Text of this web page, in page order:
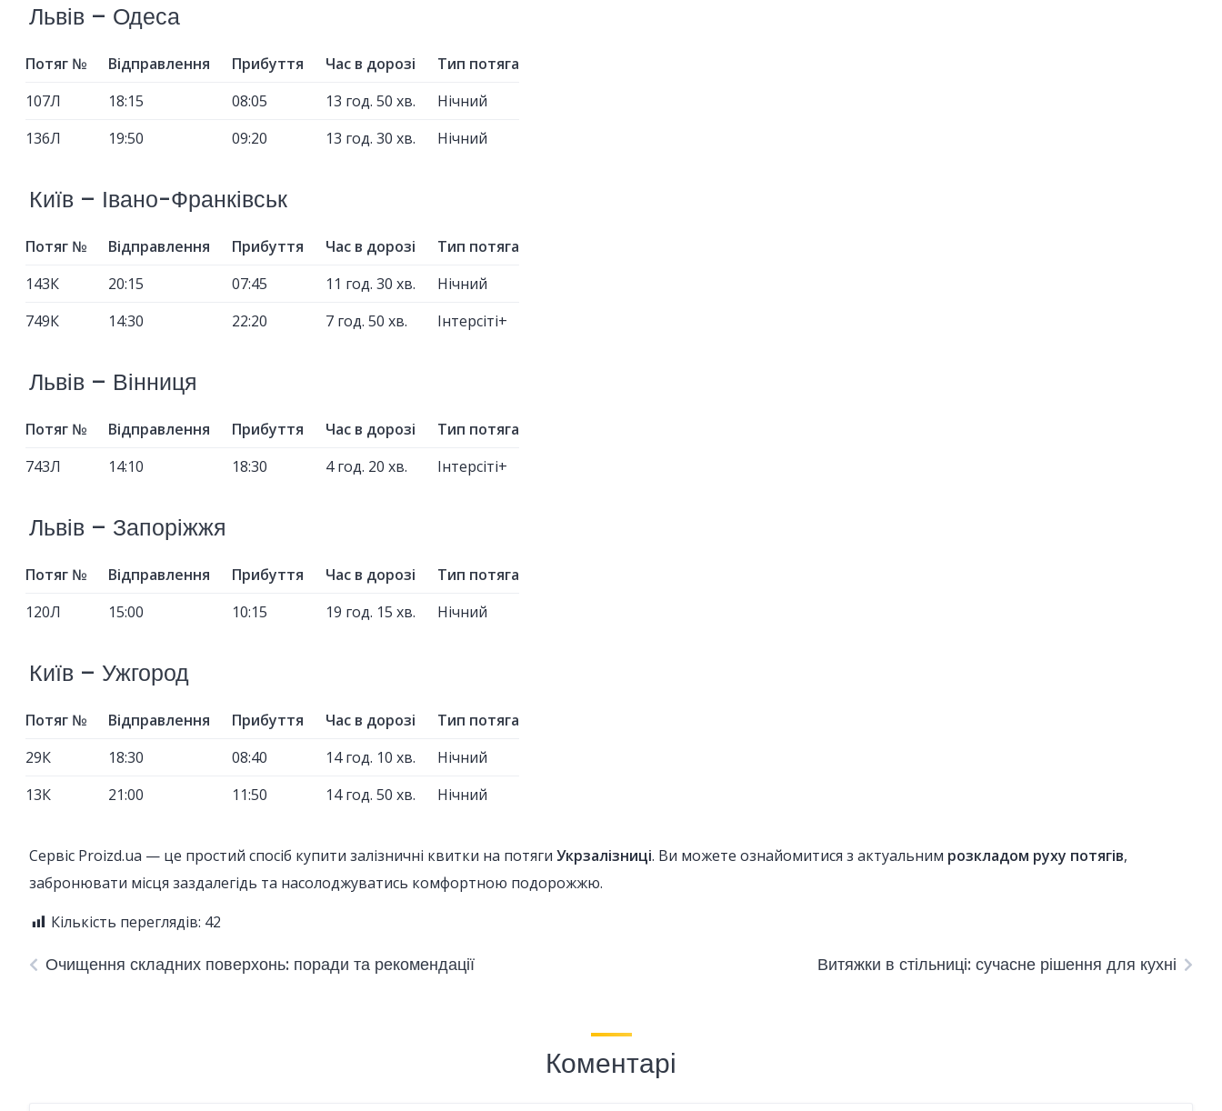
Львів – Одеса
Потяг № Відправлення Прибуття Час в дорозі
Тип потяга
107Л
18:15 08:05 13 год. 50 хв.
Нічний
136Л
19:50 09:20 13 год. 30 хв. Нічний
Київ – Івано-Франківськ
Потяг № Відправлення Прибуття Час в дорозі
Тип потяга
143К
20:15 07:45 11 год. 30 хв.
Нічний
749К
14:30 22:20 7 год. 50 хв. Інтерсіті+
Львів – Вінниця
Потяг № Відправлення Прибуття Час в дорозі
Тип потяга
743Л
14:10 18:30 4 год. 20 хв. Інтерсіті+
Львів – Запоріжжя
Потяг № Відправлення Прибуття Час в дорозі
Тип потяга
120Л
15:00 10:15 19 год. 15 хв. Нічний
Київ – Ужгород
Потяг № Відправлення Прибуття Час в дорозі
Тип потяга
29К
18:30 08:40 14 год. 10 хв.
Нічний
13К
21:00 11:50 14 год. 50 хв. Нічний
Сервіс Proizd.ua — це простий спосіб купити залізничні квитки на потяги Укрзалізниці. Ви можете ознайомитися з актуальним розкладом руху потягів,
забронювати місця заздалегідь та насолоджуватись комфортною подорожжю.
Кількість переглядів: 42
Очищення складних поверхонь: поради та рекомендації Витяжки в стільниці: сучасне рішення для кухні
Коментарі